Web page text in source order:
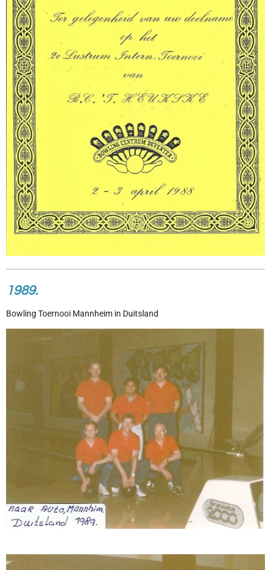
1989.
Bowling Toernooi Mannheim in Duitsland